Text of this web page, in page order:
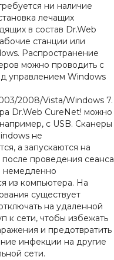
ни наличие
лечащих
в состав Dr.Web
станции или
Распространение
можно проводить с
управлением Windows
2008/Vista/Windows 7.
Dr.Web CureNet! можно
с USB. Сканеры
не
а запускаются на
проведения сеанса
немедленно
из компьютера. На
существует
на удаленной
к сети, чтобы избежать
и предотвратить
инфекции на другие
сети.